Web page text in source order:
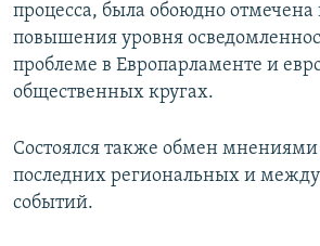
процесса, была обоюдно отмечена
повышения уровня
проблеме в Европарламенте и
общественных кругах.
Состоялся также обмен мнениями
последних региональных и
событий.